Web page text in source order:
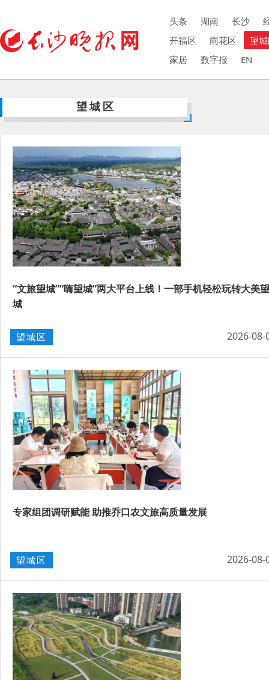
头条 湖南 长沙
开福区
雨花区
望
家居
数字报 EN
望城区
“文旅望城”“嗨望城”两大平台上线！一部手机轻松玩转大美望
城
望城区 2026-08-
专家组团调研赋能 助推乔口农文旅高质量发展
望城区 2026-08-